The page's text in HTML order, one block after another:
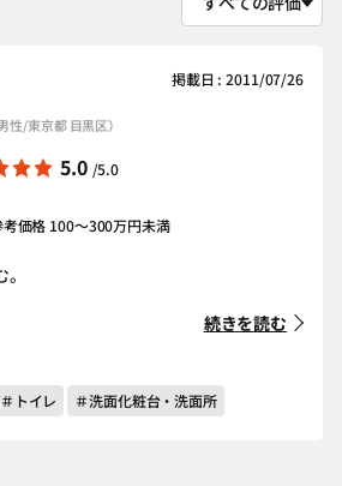
掲載日 : 2011/07/26
性/東京都 目黒区）
5.0 /5.0
考価格 100～300万円未満
続きを読む
＃トイレ ＃洗面化粧台・洗面所